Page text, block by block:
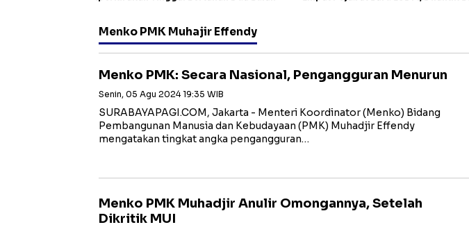
Menko PMK Muhajir Effendy
Menko PMK: Secara Nasional, Pengangguran Menurun
Senin, 05 Agu 2024 19:35 WIB
SURABAYAPAGI.COM, Jakarta - Menteri Koordinator (Menko) Bidang
Pembangunan Manusia dan Kebudayaan (PMK) Muhadjir Effendy
mengatakan tingkat angka pengangguran…
Menko PMK Muhadjir Anulir Omongannya, Setelah
Dikritik MUI